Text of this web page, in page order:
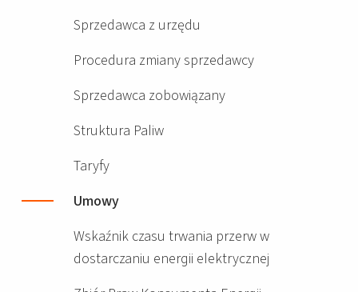
Sprzedawca z urzędu
Procedura zmiany sprzedawcy
Sprzedawca zobowiązany
Struktura Paliw
Taryfy
Umowy
Wskaźnik czasu trwania przerw w
dostarczaniu energii elektrycznej